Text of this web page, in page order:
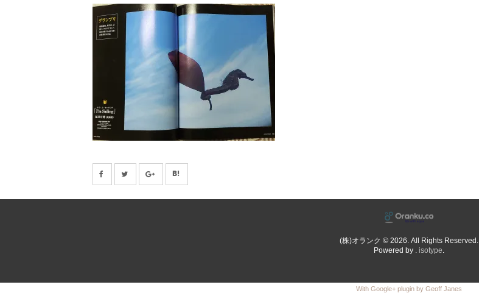
(株)オランク © 2026. All Rights Reserved.
Powered by . isotype.
With Google+ plugin by Geoff Janes